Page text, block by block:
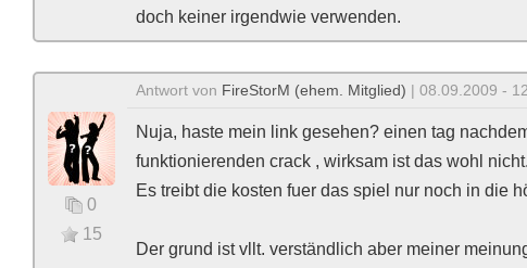
doch keiner irgendwie verwenden.
0
15
Antwort von FireStorM (ehem. Mitglied) | 08.09.2009 -
Nuja, haste mein link gesehen? einen tag
funktionierenden crack , wirksam ist das wohl nicht.
Es treibt die kosten fuer das spiel nur noch in die
Der grund ist vllt. verständlich aber meiner